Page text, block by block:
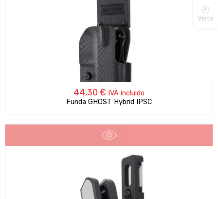
44,30 € IVA incluido
Funda GHOST Hybrid IPSC
Visto